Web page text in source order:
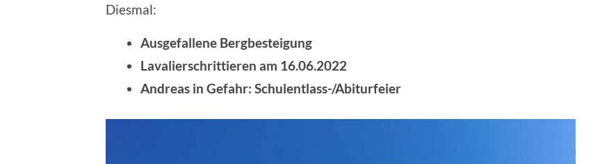
Diesmal:
Ausgefallene Bergbesteigung
Lavalierschrittieren am 16.06.2022
Andreas in Gefahr: Schulentlass-/Abiturfeier